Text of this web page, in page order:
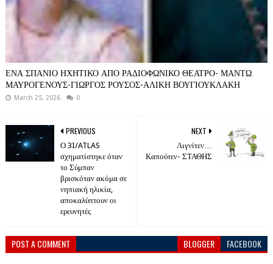
ΕΝΑ ΣΠΑΝΙΟ ΗΧΗΤΙΚΟ ΑΠΟ ΡΑΔΙΟΦΩΝΙΚΟ ΘΕΑΤΡΟ- ΜΑΝΤΩ
ΜΑΥΡΟΓΕΝΟΥΣ-ΓΙΩΡΓΟΣ ΡΟΥΣΟΣ-ΑΛΙΚΗ ΒΟΥΓΙΟΥΚΛΑΚΗ
March 25, 2026 0
NEXT
Λιγνίτεν…
Καπούτεν- ΣΤΑΘΗΣ
PREVIOUS
Ο 3I/ATLAS
σχηματίστηκε όταν
το Σύμπαν
βρισκόταν ακόμα σε
νηπιακή ηλικία,
αποκαλύπτουν οι
ερευνητές
POST A COMMENT BLOGGER FACEBOOK